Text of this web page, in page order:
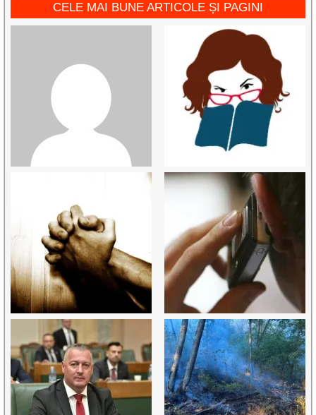
CELE MAI BUNE ARTICOLE ȘI PAGINI